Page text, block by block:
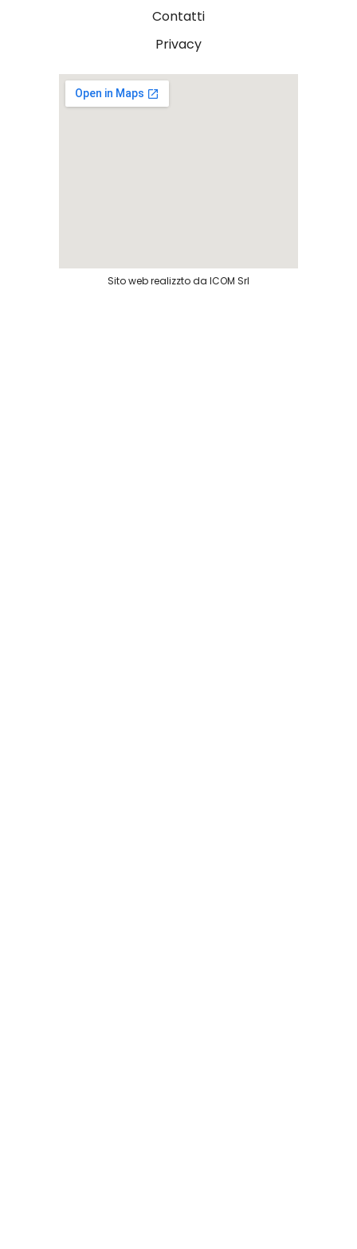
Contatti
Privacy
Sito web realizzto da ICOM Srl